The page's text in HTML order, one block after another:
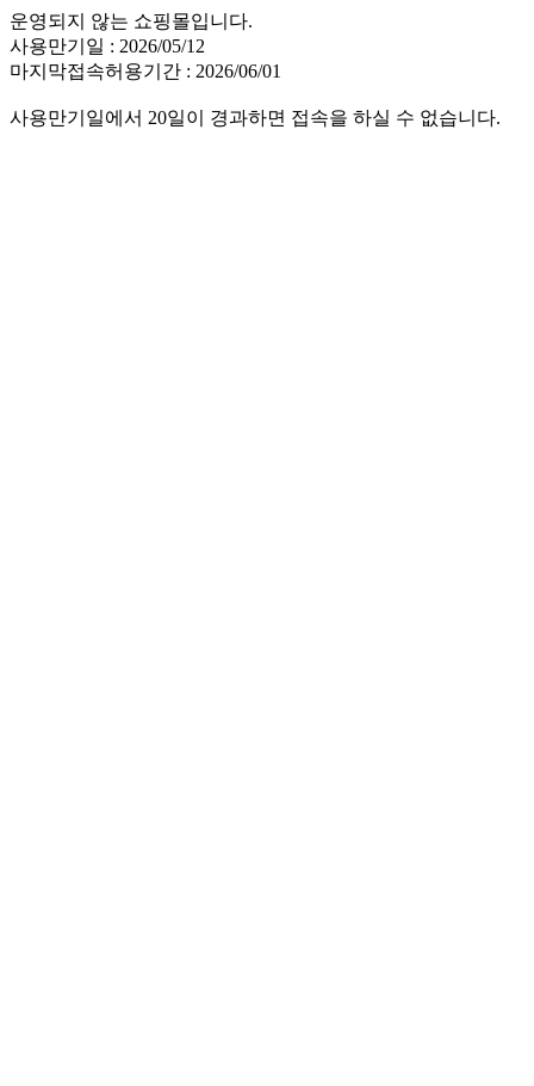
운영되지 않는 쇼핑몰입니다.
사용만기일 : 2026/05/12
마지막접속허용기간 : 2026/06/01
사용만기일에서 20일이 경과하면 접속을 하실 수 없습니다.